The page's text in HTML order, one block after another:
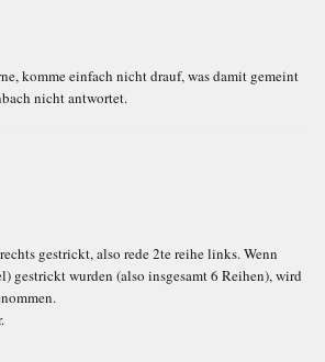
komme einfach nicht drauf, was damit gemeint
nicht antwortet.
gestrickt, also rede 2te reihe links. Wenn
gestrickt wurden (also insgesamt 6 Reihen), wird